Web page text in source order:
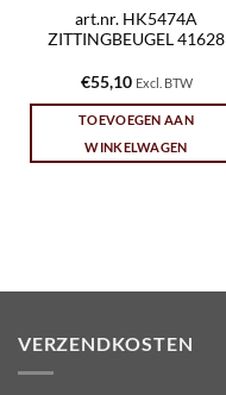
art.nr. HK5474A
ZITTINGBEUGEL 41628
€55,10 Excl. BTW
TOEVOEGEN AAN
WINKELWAGEN
VERZENDKOSTEN